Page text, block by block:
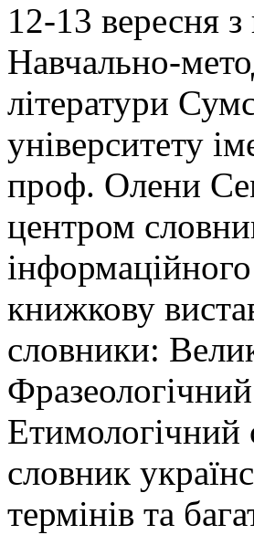
12-13 вересня
Навчально-
літератури
університету
проф. Олени
центром
книжкову
словники:
Етимологічний
словник
термінів та